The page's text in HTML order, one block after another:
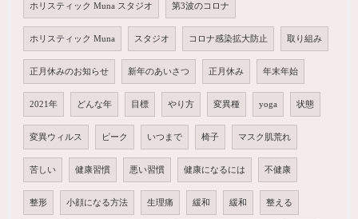
ホリスティック Muna スタジオ 第3波のコロナ
ホリスティック Muna スタジオ コロナ感染拡大防止 取り組み
正月休みのお知らせ 新年のあいさつ 正月休み 年末年始
2021年 どんな年 目標 やり方 変異種 yoga 状態
変異ウィルス ピーク いつまで 椅子 マスク肌荒れ
苦しい 健康習慣 悪い習慣 健康になるには 不健康
整形 小顔になる方法 生理痛 緩和 緩和 整える